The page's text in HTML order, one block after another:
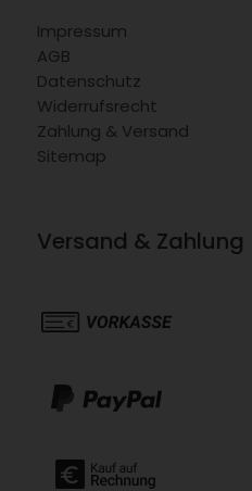
Impressum
AGB
Datenschutz
Widerrufsrecht
Zahlung & Versand
Sitemap
Versand & Zahlung